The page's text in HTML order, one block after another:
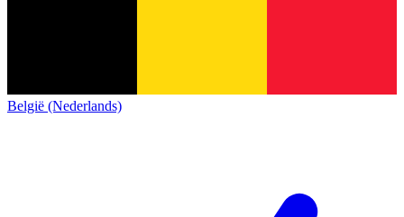
België (Nederlands)